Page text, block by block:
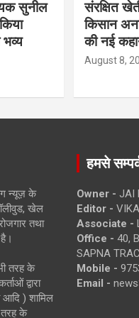
सुनील
भव्य
संरक्षित
किसान
की नई
August 8,
न्यूज़ के
खेल
तथा
तरह के
द्वारा
आदि ) शामिल
तरह के
हमसे
Owner - JAI
Editor -
Associate -
Office - 40,
SAPNA
Mobile -
Email -